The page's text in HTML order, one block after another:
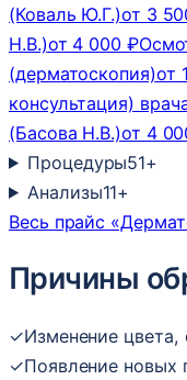
(Коваль Ю.Г.)от 3
Н.В.)от 4 000 ₽
(дерматоскопия)от
консультация)
(Басова Н.В.)от 4
Процедуры51+
Анализы11+
Весь прайс
Причины
✓Изменение
✓Появление новых